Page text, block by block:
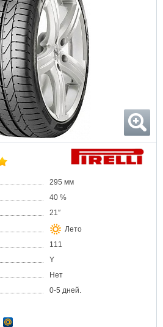
295 мм
40 %
21″
Лето
111
Y
Нет
0-5 дней.